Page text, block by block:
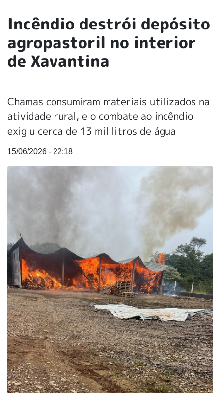
Incêndio destrói depósito
agropastoril no interior
de Xavantina
Chamas consumiram materiais utilizados na
atividade rural, e o combate ao incêndio
exigiu cerca de 13 mil litros de água
15/06/2026 - 22:18